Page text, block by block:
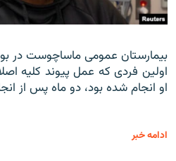
بیمارستان عمومی ماساچوست در
اولین فردی که عمل پیوند کلیه
او انجام شده بود، دو ماه پس از
ادامه خبر